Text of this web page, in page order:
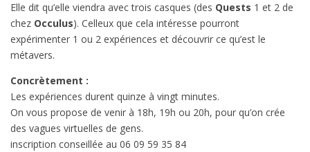
Elle dit qu’elle viendra avec trois casques (des Quests 1 et 2 de
chez Occulus). Celleux que cela intéresse pourront
expérimenter 1 ou 2 expériences et découvrir ce qu’est le
métavers.
Concrètement :
Les expériences durent quinze à vingt minutes.
On vous propose de venir à 18h, 19h ou 20h, pour qu’on crée
des vagues virtuelles de gens.
inscription conseillée au 06 09 59 35 84